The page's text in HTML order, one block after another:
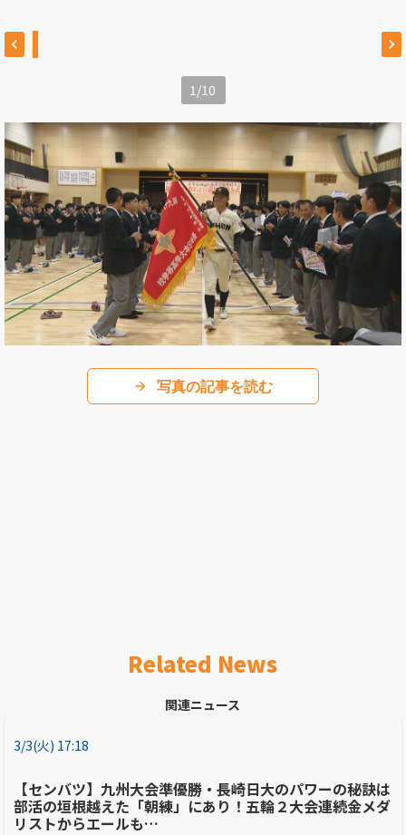
1/10
写真の記事を読む
Related News
関連ニュース
3/3(火) 17:18
【センバツ】九州大会準優勝・長崎日大のパワーの秘訣は
部活の垣根越えた「朝練」にあり！五輪２大会連続金メダ
リストからエールも…